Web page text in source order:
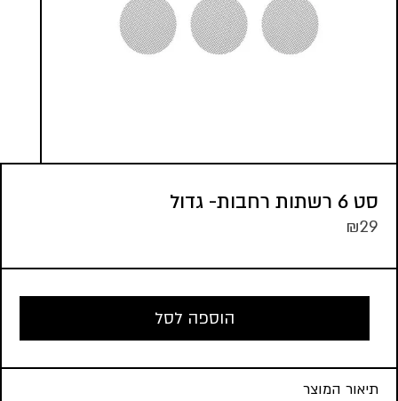
סט 6 רשתות רחבות- גדול
₪29
הוספה לסל
תיאור המוצר